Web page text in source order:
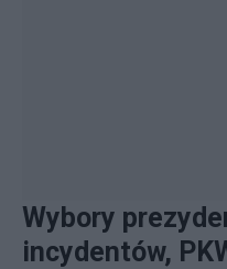
Wybory
incydentów,